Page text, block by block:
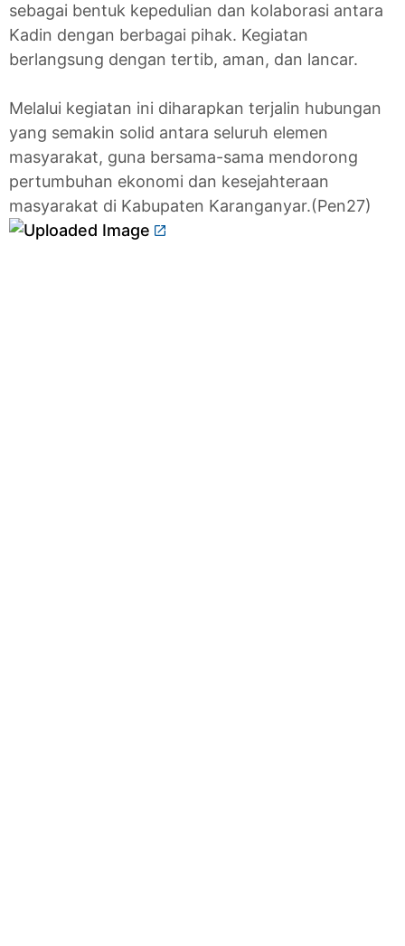
sebagai bentuk kepedulian dan kolaborasi antara
Kadin dengan berbagai pihak. Kegiatan
berlangsung dengan tertib, aman, dan lancar.
Melalui kegiatan ini diharapkan terjalin hubungan
yang semakin solid antara seluruh elemen
masyarakat, guna bersama-sama mendorong
pertumbuhan ekonomi dan kesejahteraan
masyarakat di Kabupaten Karanganyar.(Pen27)